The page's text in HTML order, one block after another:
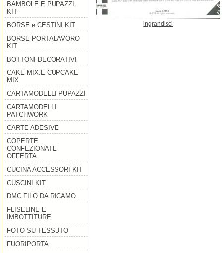
BAMBOLE E PUPAZZI.
KIT
BORSE e CESTINI KIT
BORSE PORTALAVORO
KIT
BOTTONI DECORATIVI
CAKE MIX.E CUPCAKE
MIX
CARTAMODELLI PUPAZZI
CARTAMODELLI
PATCHWORK
CARTE ADESIVE
COPERTE
CONFEZIONATE
OFFERTA
CUCINA ACCESSORI KIT
CUSCINI KIT
DMC FILO DA RICAMO
FLISELINE E
IMBOTTITURE
FOTO SU TESSUTO
FUORIPORTA
ingrandisci